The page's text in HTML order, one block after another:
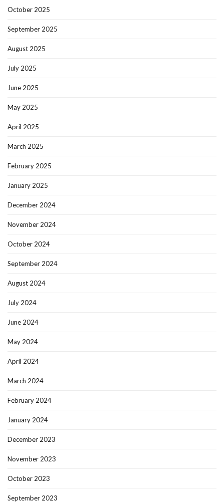
October 2025
September 2025
August 2025
July 2025
June 2025
May 2025
April 2025
March 2025
February 2025
January 2025
December 2024
November 2024
October 2024
September 2024
August 2024
July 2024
June 2024
May 2024
April 2024
March 2024
February 2024
January 2024
December 2023
November 2023
October 2023
September 2023